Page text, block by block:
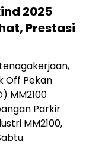
2025
Prestasi
Off Pekan
MM2100
Parkir
MM2100,